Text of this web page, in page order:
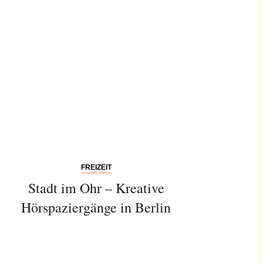
FREIZEIT
Stadt im Ohr – Kreative
Hörspaziergänge in Berlin